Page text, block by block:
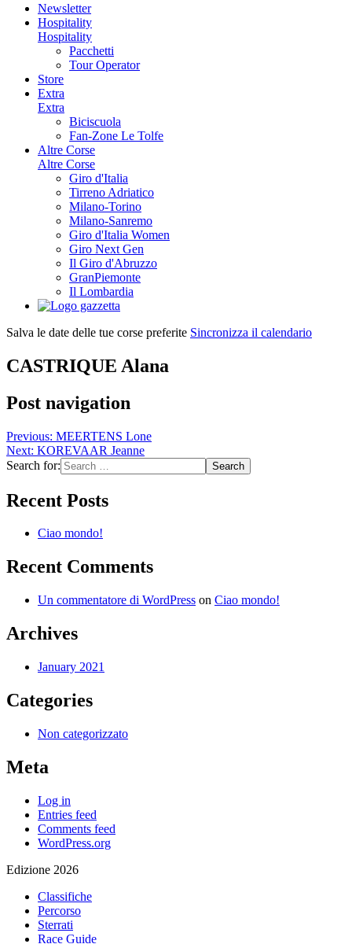
Newsletter
Hospitality
Hospitality
Pacchetti
Tour Operator
Store
Extra
Extra
Biciscuola
Fan-Zone Le Tolfe
Altre Corse
Altre Corse
Giro d'Italia
Tirreno Adriatico
Milano-Torino
Milano-Sanremo
Giro d'Italia Women
Giro Next Gen
Il Giro d'Abruzzo
GranPiemonte
Il Lombardia
Salva le date delle tue corse preferite Sincronizza il calendario
CASTRIQUE Alana
Post navigation
Previous: MEERTENS Lone
Next: KOREVAAR Jeanne
Search for:
Recent Posts
Ciao mondo!
Recent Comments
Un commentatore di WordPress on Ciao mondo!
Archives
January 2021
Categories
Non categorizzato
Meta
Log in
Entries feed
Comments feed
WordPress.org
Edizione 2026
Classifiche
Percorso
Sterrati
Race Guide